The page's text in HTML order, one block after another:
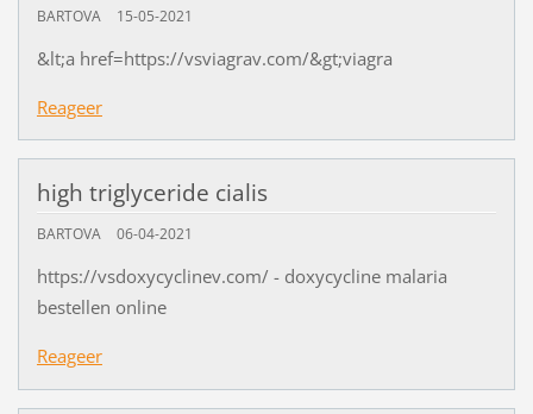
BARTOVA 15-05-2021
&lt;a href=https://vsviagrav.com/&gt;viagra
Reageer
high triglyceride cialis
BARTOVA 06-04-2021
https://vsdoxycyclinev.com/ - doxycycline malaria
bestellen online
Reageer